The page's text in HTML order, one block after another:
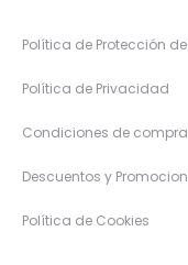
Política de Protección
Política de Privacidad
Condiciones de compra
Descuentos y
Política de Cookies